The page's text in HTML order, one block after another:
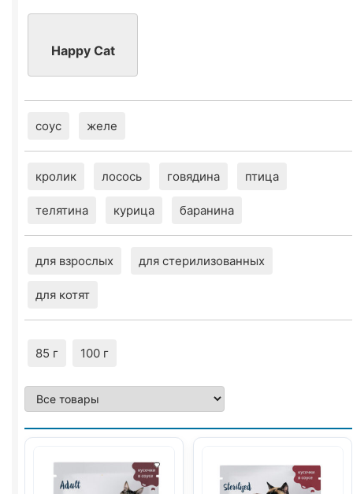
Happy Cat
соус желе
кролик лосось говядина птица
телятина курица баранина
для взрослых для стерилизованных
для котят
85 г 100 г